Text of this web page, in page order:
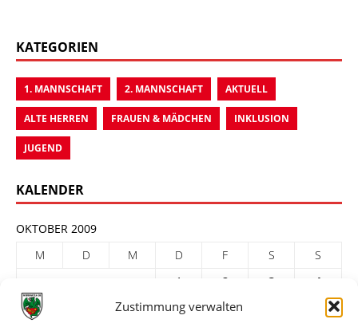
Zustimmung verwalten
KATEGORIEN
1. MANNSCHAFT 2. MANNSCHAFT AKTUELL
ALTE HERREN FRAUEN & MÄDCHEN INKLUSION
JUGEND
KALENDER
OKTOBER 2009
M
D M D F S
S
1
2 3
4
5
7 8 9